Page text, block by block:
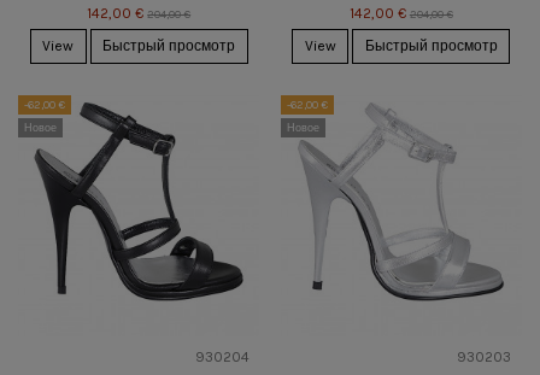
142,00 € 204,00 €
View Быстрый просмотр
142,00 € 204,00 €
View Быстрый просмотр
-62,00 €
Новое
930204
-62,00 €
Новое
930203